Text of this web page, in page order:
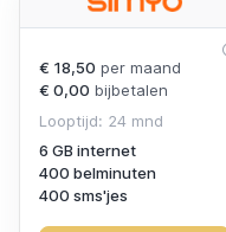
€ 18,50 per maand
€ 0,00 bijbetalen
Looptijd: 24 mnd
6 GB internet
400 belminuten
400 sms'jes